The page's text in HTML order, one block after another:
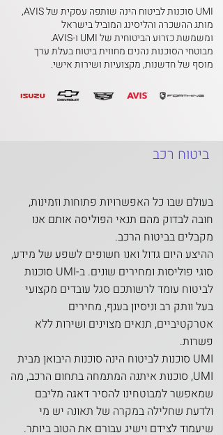
UMI סוכנות לביטוח הינה שותפה עסקית של AVIS,
מותג ההשכרה והליסינג המוביל בישראל
ומשמשת כזרוע הביטוחית של UMI ו-AVIS.
מבוטחי הסוכנות נהנים מחווית ביטוח בעלת ערך
מוסף של חדשנות, מקצועיות ושירות אישי.
ביטוח רכב
בעולם שבו כל האפשרויות פתוחות וזמינות,
חובה לבדוק מהם תנאי הפוליסה אותם אנו
מקבלים בביטוח הרכב.
ההיצע היום גדול ואנו חשופים לשפע של מידע,
סוגי פוליסות ומחירים שונים. ב-UMI סוכנות
לביטוח עומד לרשותכם סגל עובדים מקצועי
בעל וותק רב וניסיון בענף, מחירים
אטרקטיביים, תנאים מצוינים ושירות ללא
פשרות.
UMI סוכנות לביטוח הינה סוכנות היבואן מבית
UMI, סוכנות איתנה המתמחה בתחום הרכב, מה
שמאפשר למבוטחינו להסיר דאגה מליבם
ולדעת שחלילה במקרה של תאונה יש מי
שיעמוד לצידם וישיג עבורם את הטוב ביותר.